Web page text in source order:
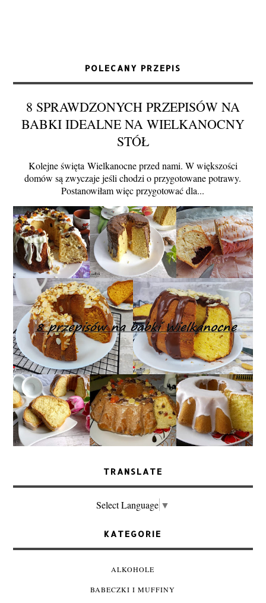
POLECANY PRZEPIS
8 SPRAWDZONYCH PRZEPISÓW NA
BABKI IDEALNE NA WIELKANOCNY
STÓŁ
Kolejne święta Wielkanocne przed nami. W większości
domów są zwyczaje jeśli chodzi o przygotowane potrawy.
Postanowiłam więc przygotować dla...
TRANSLATE
Select Language ▼
KATEGORIE
ALKOHOLE
BABECZKI I MUFFINY